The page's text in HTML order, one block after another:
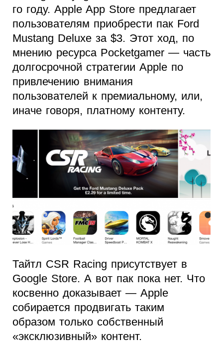
го году. Apple App Store предлагает
пользователям приобрести пак Ford
Mustang Deluxe за $3. Этот ход, по
мнению ресурса Pocketgamer — часть
долгосрочной стратегии Apple по
привлечению внимания
пользователей к премиальному, или,
иначе говоря, платному контенту.
Тайтл CSR Racing присутствует в
Google Store. А вот пак пока нет. Что
косвенно доказывает — Apple
собирается продвигать таким
образом только собственный
«эксклюзивный» контент.